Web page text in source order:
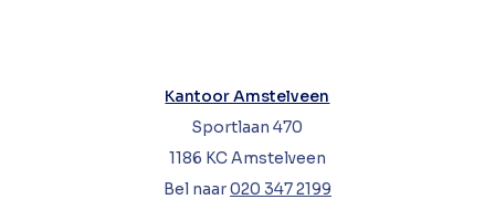
Kantoor Amstelveen
Sportlaan 470
1186 KC Amstelveen
Bel naar020 347 2199